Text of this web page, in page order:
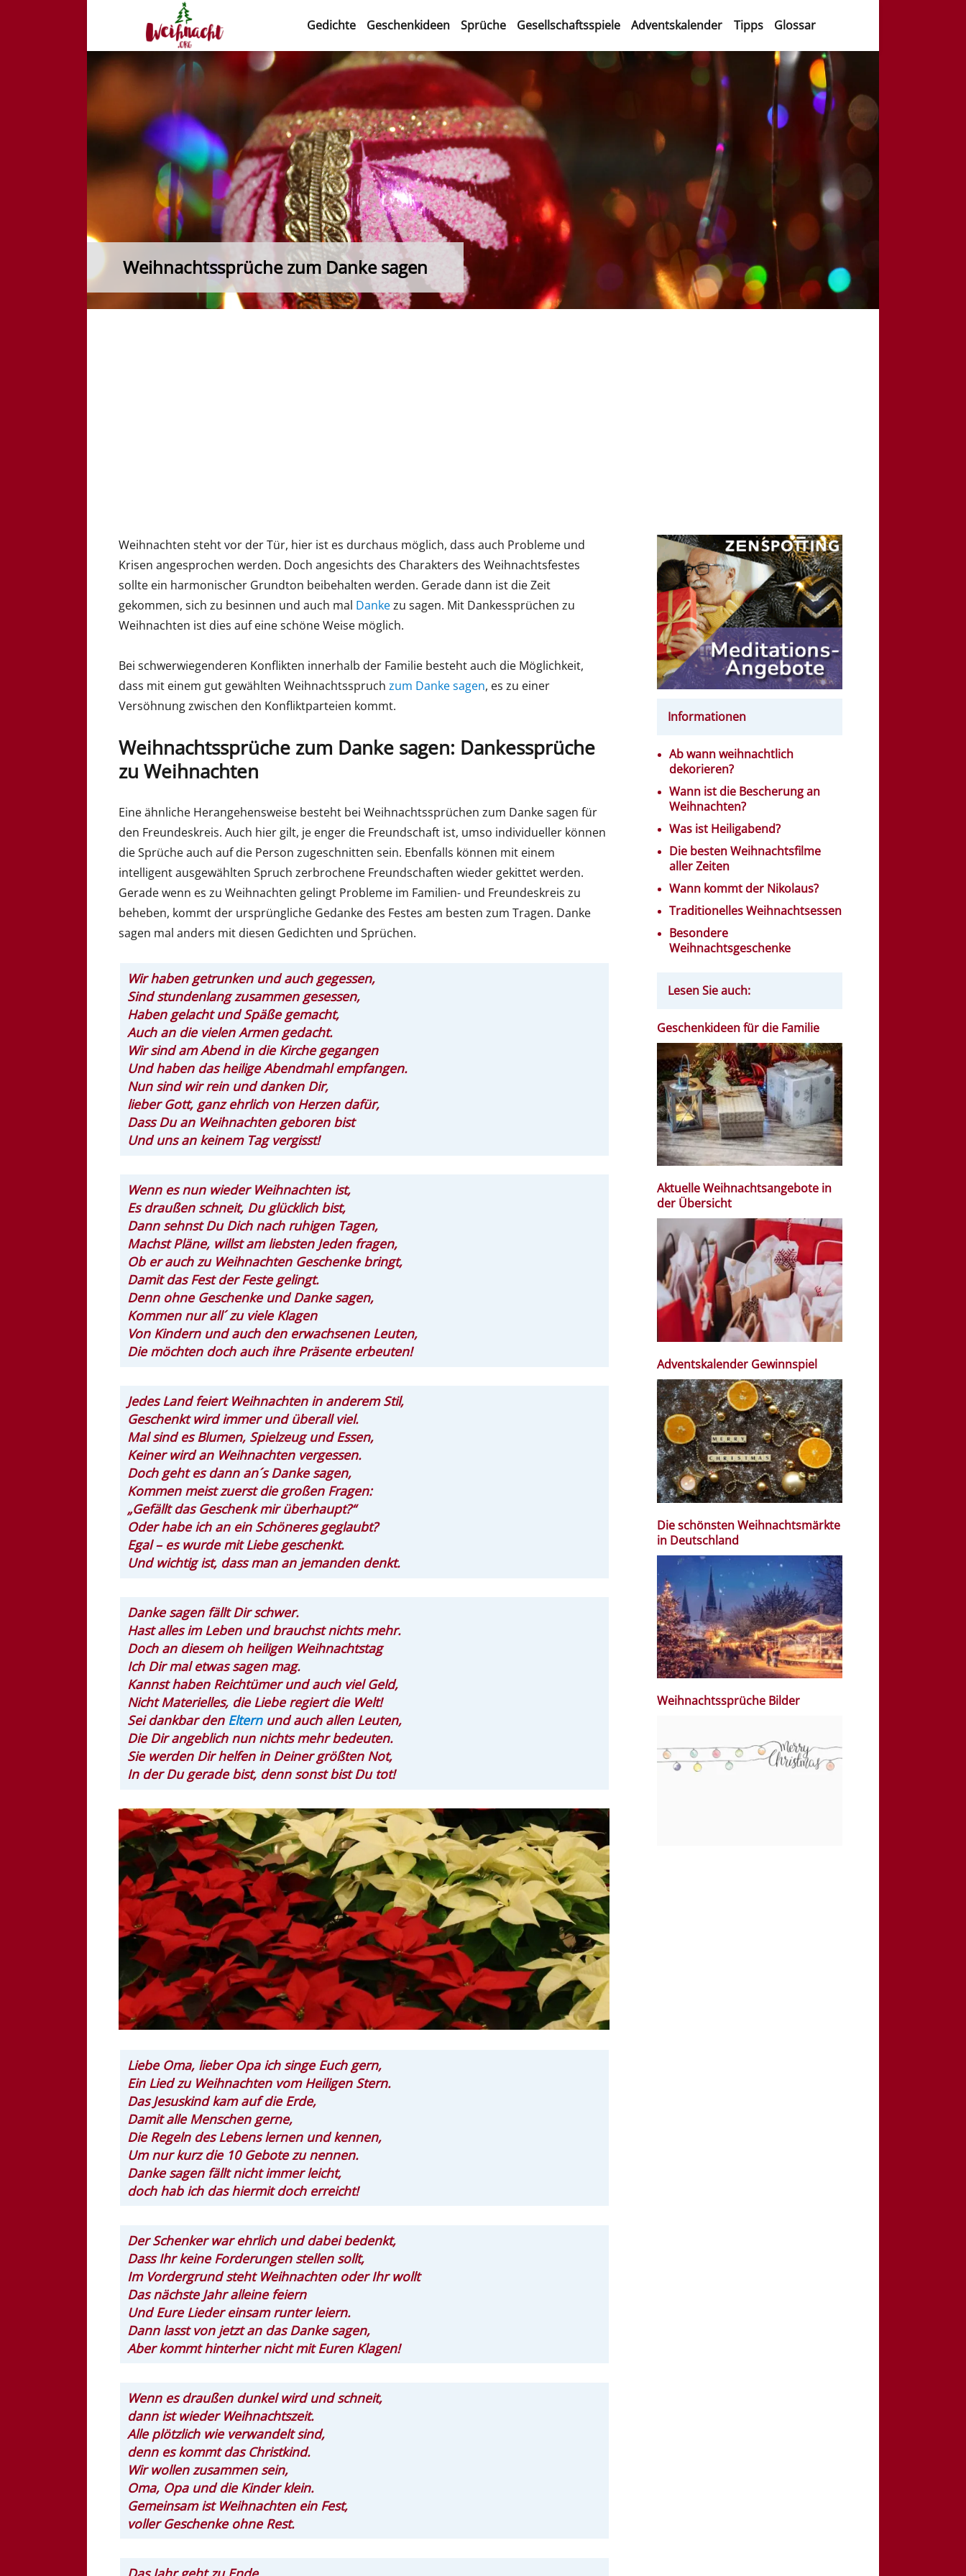
Weihnacht.org
Gedichte Geschenkideen Sprüche Gesellschaftsspiele Adventskalender Tipps Glossar
Weihnachtssprüche zum Danke sagen
Weihnachten steht vor der Tür, hier ist es durchaus möglich, dass auch Probleme und
Krisen angesprochen werden. Doch angesichts des Charakters des Weihnachtsfestes
sollte ein harmonischer Grundton beibehalten werden. Gerade dann ist die Zeit
gekommen, sich zu besinnen und auch mal Dankezu sagen. Mit Dankessprüchen zu
Weihnachten ist dies auf eine schöne Weise möglich.
Bei schwerwiegenderen Konflikten innerhalb der Familie besteht auch die Möglichkeit,
dass mit einem gut gewählten Weihnachtsspruchzum Danke sagen, es zu einer
Versöhnung zwischen den Konfliktparteien kommt.
Weihnachtssprüche zum Danke sagen: Dankessprüche
zu Weihnachten
Eine ähnliche Herangehensweise besteht bei Weihnachtssprüchen zum Danke sagen für
den Freundeskreis. Auch hier gilt, je enger die Freundschaft ist, umso individueller können
die Sprüche auch auf die Person zugeschnitten sein. Ebenfalls können mit einem
intelligent ausgewählten Spruch zerbrochene Freundschaften wieder gekittet werden.
Gerade wenn es zu Weihnachten gelingt Probleme im Familien- und Freundeskreis zu
beheben, kommt der ursprüngliche Gedanke des Festes am besten zum Tragen. Danke
sagen mal anders mit diesen Gedichten und Sprüchen.
Wir haben getrunken und auch gegessen,
Sind stundenlang zusammen gesessen,
Haben gelacht und Späße gemacht,
Auch an die vielen Armen gedacht.
Wir sind am Abend in die Kirche gegangen
Und haben das heilige Abendmahl empfangen.
Nun sind wir rein und danken Dir,
lieber Gott, ganz ehrlich von Herzen dafür,
Dass Du an Weihnachten geboren bist
Und uns an keinem Tag vergisst!
Wenn es nun wieder Weihnachten ist,
Es draußen schneit, Du glücklich bist,
Dann sehnst Du Dich nach ruhigen Tagen,
Machst Pläne, willst am liebsten Jeden fragen,
Ob er auch zu Weihnachten Geschenke bringt,
Damit das Fest der Feste gelingt.
Denn ohne Geschenke und Danke sagen,
Kommen nur all´ zu viele Klagen
Von Kindern und auch den erwachsenen Leuten,
Die möchten doch auch ihre Präsente erbeuten!
Jedes Land feiert Weihnachten in anderem Stil,
Geschenkt wird immer und überall viel.
Mal sind es Blumen, Spielzeug und Essen,
Keiner wird an Weihnachten vergessen.
Doch geht es dann an´s Danke sagen,
Kommen meist zuerst die großen Fragen:
„Gefällt das Geschenk mir überhaupt?“
Oder habe ich an ein Schöneres geglaubt?
Egal – es wurde mit Liebe geschenkt.
Und wichtig ist, dass man an jemanden denkt.
Danke sagen fällt Dir schwer.
Hast alles im Leben und brauchst nichts mehr.
Doch an diesem oh heiligen Weihnachtstag
Ich Dir mal etwas sagen mag.
Kannst haben Reichtümer und auch viel Geld,
Nicht Materielles, die Liebe regiert die Welt!
Sei dankbar den Elternund auch allen Leuten,
Die Dir angeblich nun nichts mehr bedeuten.
Sie werden Dir helfen in Deiner größten Not,
In der Du gerade bist, denn sonst bist Du tot!
Liebe Oma, lieber Opa ich singe Euch gern,
Ein Lied zu Weihnachten vom Heiligen Stern.
Das Jesuskind kam auf die Erde,
Damit alle Menschen gerne,
Die Regeln des Lebens lernen und kennen,
Um nur kurz die 10 Gebote zu nennen.
Danke sagen fällt nicht immer leicht,
doch hab ich das hiermit doch erreicht!
Der Schenker war ehrlich und dabei bedenkt,
Dass Ihr keine Forderungen stellen sollt,
Im Vordergrund steht Weihnachten oder Ihr wollt
Das nächste Jahr alleine feiern
Und Eure Lieder einsam runter leiern.
Dann lasst von jetzt an das Danke sagen,
Aber kommt hinterher nicht mit Euren Klagen!
Wenn es draußen dunkel wird und schneit,
dann ist wieder Weihnachtszeit.
Alle plötzlich wie verwandelt sind,
denn es kommt das Christkind.
Wir wollen zusammen sein,
Oma, Opa und die Kinder klein.
Gemeinsam ist Weihnachten ein Fest,
voller Geschenke ohne Rest.
Informationen
Ab wann weihnachtlich
dekorieren?
Wann ist die Bescherung an
Weihnachten?
Was ist Heiligabend?
Die besten Weihnachtsfilme
aller Zeiten
Wann kommt der Nikolaus?
Traditionelles Weihnachtsessen
Besondere
Weihnachtsgeschenke
Lesen Sie auch:
Geschenkideen für die Familie
Aktuelle Weihnachtsangebote in
der Übersicht
Adventskalender Gewinnspiel
Die schönsten Weihnachtsmärkte
in Deutschland
Weihnachtssprüche Bilder